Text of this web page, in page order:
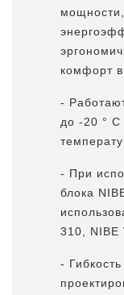
комфорт
-
до -20 °
- При
блока
310, NIBE
-